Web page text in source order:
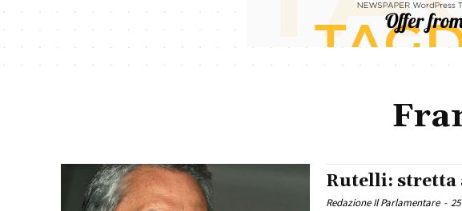
Rutelli: stretta
Redazione Il Parlamentare -